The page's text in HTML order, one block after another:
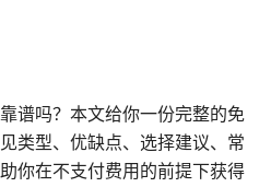
谱吗？本文给你一份完整的免
类型、优缺点、选择建议、常
你在不支付费用的前提下获得